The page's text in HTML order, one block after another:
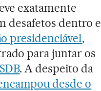
exatamente
desafetos dentro e
presidenciável,
para juntar os
. A despeito da
desde o